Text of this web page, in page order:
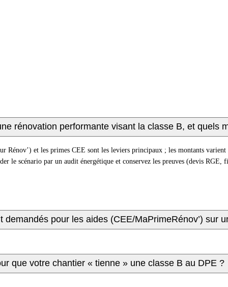
rénovation performante visant la classe B, et quels
Rénov’) et les primes CEE sont les leviers principaux ; les montants
le scénario par un audit énergétique et conservez les preuves (devis
pour les aides (CEE/MaPrimeRénov’) sur
que votre chantier « tienne » une classe B au DPE ?